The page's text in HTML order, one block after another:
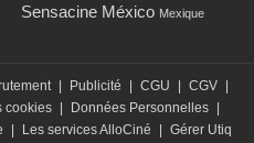
Sensacine México Mexique
| Publicité | CGU | CGV |
cookies | Données Personnelles |
| Les services AlloCiné | Gérer Utiq